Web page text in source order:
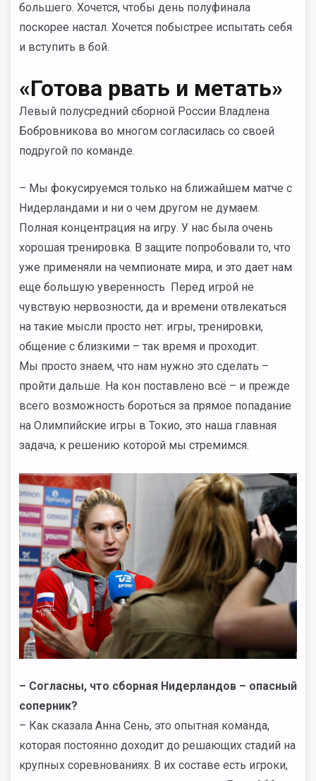
большего. Хочется, чтобы день полуфинала
поскорее настал. Хочется побыстрее испытать себя
и вступить в бой.
«Готова рвать и метать»
Левый полусредний сборной России Владлена
Бобровникова во многом согласилась со своей
подругой по команде.
– Мы фокусируемся только на ближайшем матче с
Нидерландами и ни о чем другом не думаем.
Полная концентрация на игру. У нас была очень
хорошая тренировка. В защите попробовали то, что
уже применяли на чемпионате мира, и это дает нам
еще большую уверенность Перед игрой не
чувствую нервозности, да и времени отвлекаться
на такие мысли просто нет: игры, тренировки,
общение с близкими – так время и проходит.
Мы просто знаем, что нам нужно это сделать –
пройти дальше. На кон поставлено всё – и прежде
всего возможность бороться за прямое попадание
на Олимпийские игры в Токио, это наша главная
задача, к решению которой мы стремимся.
– Согласны, что сборная Нидерландов – опасный
соперник?
– Как сказала Анна Сень, это опытная команда,
которая постоянно доходит до решающих стадий на
крупных соревнованиях. В их составе есть игроки,